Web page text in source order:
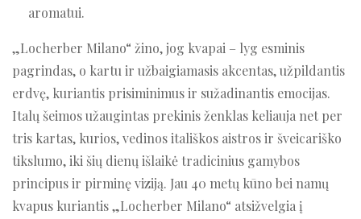
aromatui.
„Locherber Milano“ žino, jog kvapai – lyg esminis
pagrindas, o kartu ir užbaigiamasis akcentas, užpildantis
erdvę, kuriantis prisiminimus ir sužadinantis emocijas.
Italų šeimos užaugintas prekinis ženklas keliauja net per
tris kartas, kurios, vedinos itališkos aistros ir šveicariško
tikslumo, iki šių dienų išlaikė tradicinius gamybos
principus ir pirminę viziją. Jau 40 metų kūno bei namų
kvapus kuriantis „Locherber Milano“ atsižvelgia į